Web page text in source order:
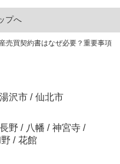
プへ
売買契約書はなぜ必要？重要事項
湯沢市 / 仙北市
長野 / 八幡 / 神宮寺 /
/ 花館